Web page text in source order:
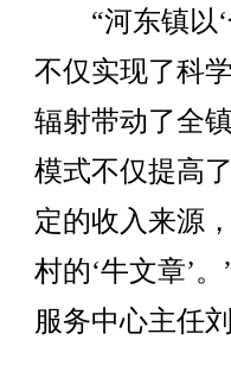
“河东镇以‘
不仅实现了科
辐射带动了全
模式不仅提高
定的收入来源
村的‘牛文章’
服务中心主任